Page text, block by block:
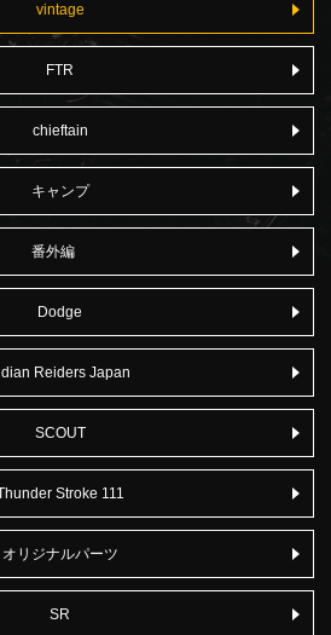
vintage
FTR
chieftain
キャンプ
番外編
Dodge
Reiders Japan
SCOUT
Stroke 111
オリジナルパーツ
SR